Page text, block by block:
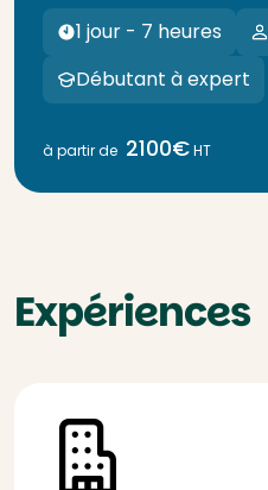
1 jour - 7 heures
Débutant à expert
à partir de 2100€HT
Expériences